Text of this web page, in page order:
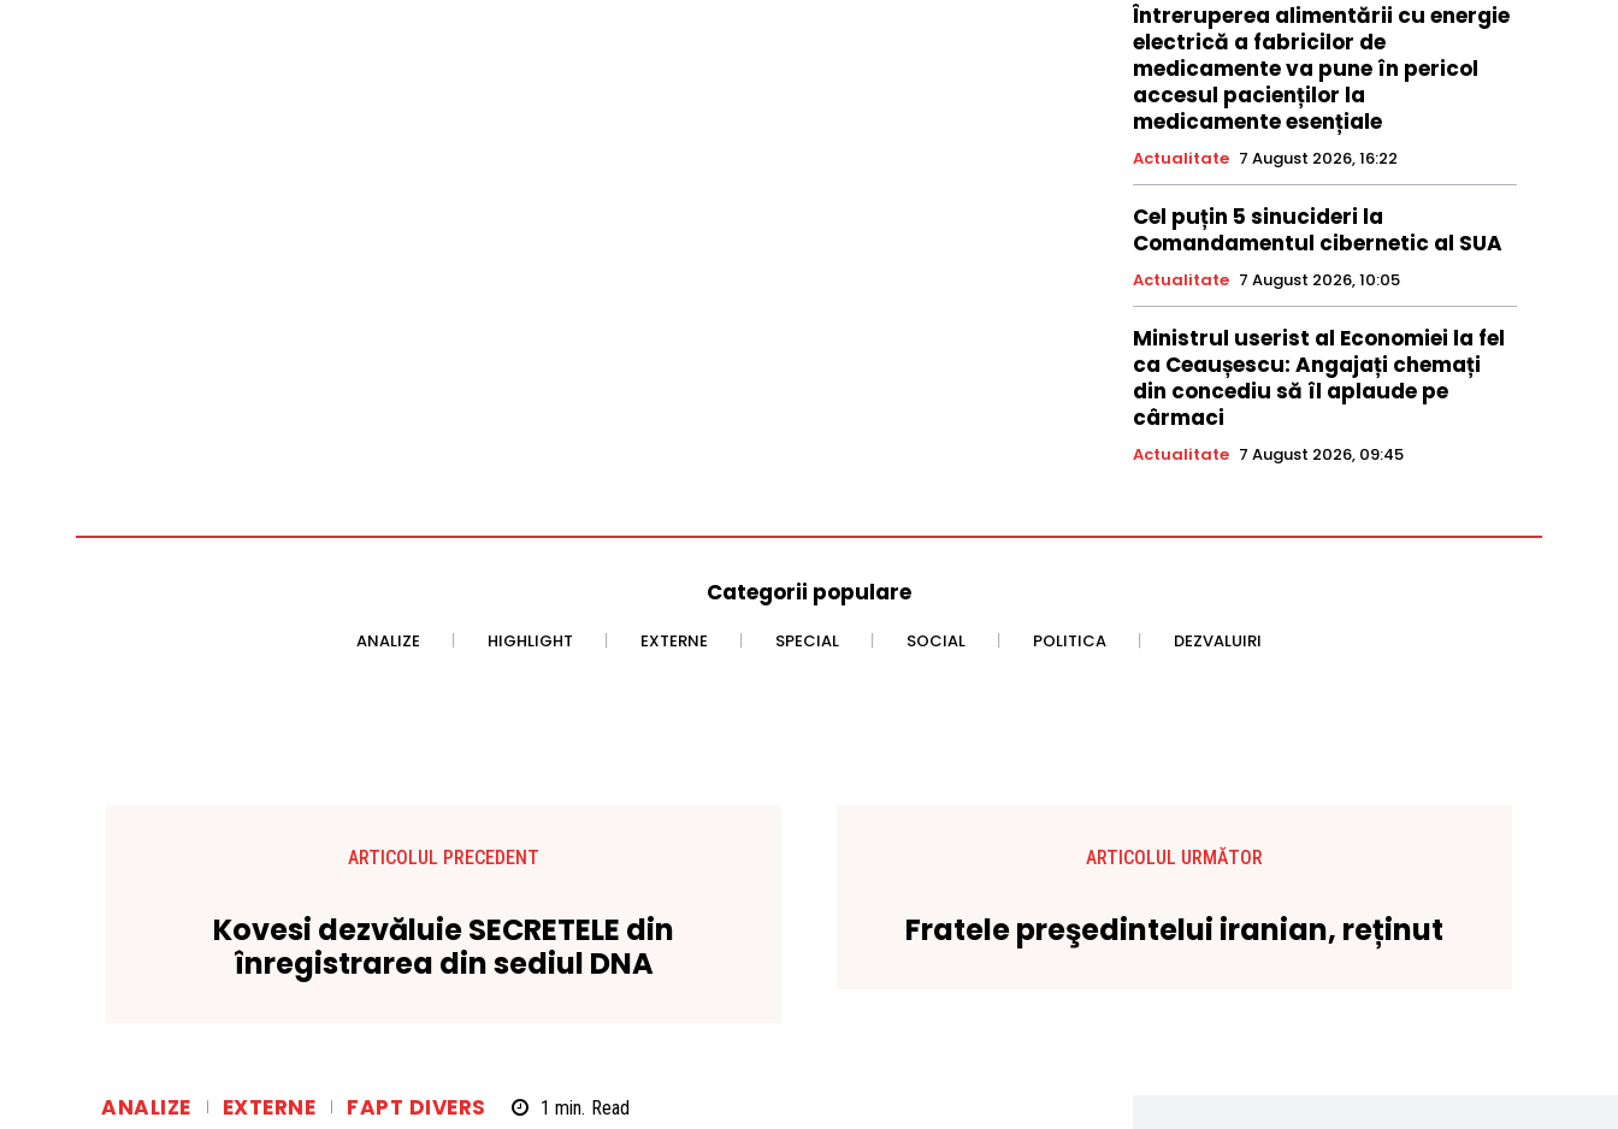
Întreruperea alimentării cu energie
electrică a fabricilor de
medicamente va pune în pericol
accesul pacienților la
medicamente esențiale
Actualitate 7 August 2026, 16:22
Cel puțin 5 sinucideri la
Comandamentul cibernetic al SUA
Actualitate 7 August 2026, 10:05
Ministrul userist al Economiei la fel
ca Ceaușescu: Angajați chemați
din concediu să îl aplaude pe
cârmaci
Actualitate 7 August 2026, 09:45
Categorii populare
ANALIZE HIGHLIGHT EXTERNE SPECIAL SOCIAL POLITICA DEZVALUIRI
ARTICOLUL PRECEDENT
Kovesi dezvăluie SECRETELE din
înregistrarea din sediul DNA
ARTICOLUL URMĂTOR
Fratele preşedintelui iranian, reținut